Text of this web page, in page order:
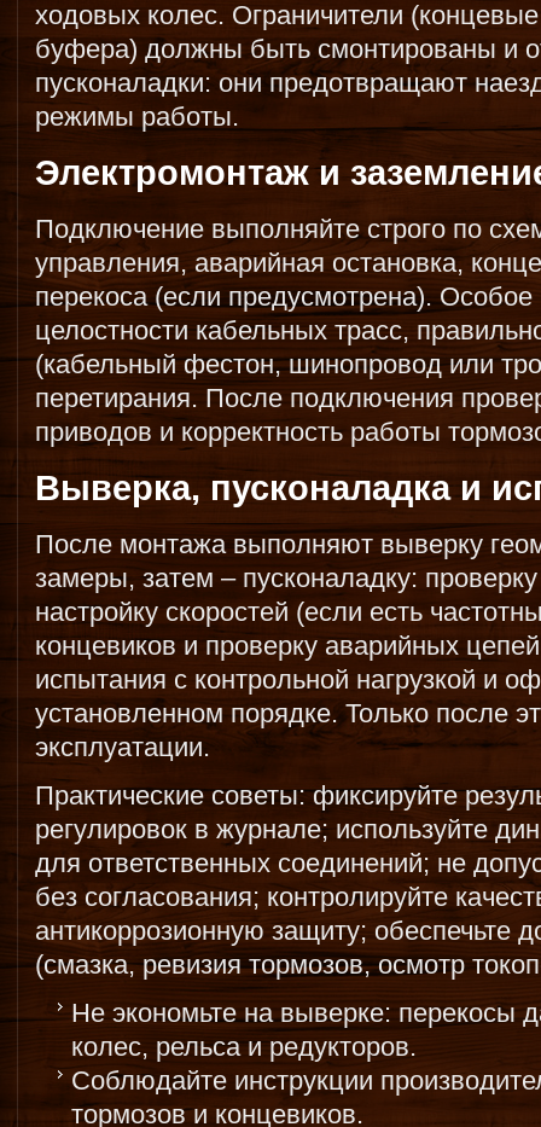
ходовых колес. Ограничители
буфера) должны быть смонтированы и
пусконаладки: они предотвращают
режимы работы.
Электромонтаж и
Подключение выполняйте строго по
управления, аварийная остановка,
перекоса (если предусмотрена).
целостности кабельных трасс,
(кабельный фестон, шинопровод или
перетирания. После подключения
приводов и корректность работы
Выверка, пусконаладка и
После монтажа выполняют выверку
замеры, затем – пусконаладку:
настройку скоростей (если есть
концевиков и проверку аварийных
испытания с контрольной нагрузкой и
установленном порядке. Только после
эксплуатации.
Практические советы: фиксируйте
регулировок в журнале; используйте
для ответственных соединений; не
без согласования; контролируйте
антикоррозионную защиту; обеспечьте
(смазка, ревизия тормозов, осмотр
Не экономьте на выверке: перекосы
колес, рельса и редукторов.
Соблюдайте инструкции
тормозов и концевиков.